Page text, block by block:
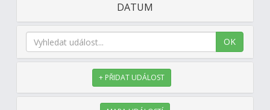
DATUM
OK
+ PŘIDAT UDÁLOST